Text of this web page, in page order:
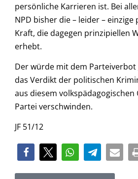
persönliche Karrieren ist. Bei
NPD bisher die – leider –
Kraft, die dagegen prinzipiellen
erhebt.
Der würde mit dem
das Verdikt der politischen
aus diesem
Partei verschwinden.
JF 51/12